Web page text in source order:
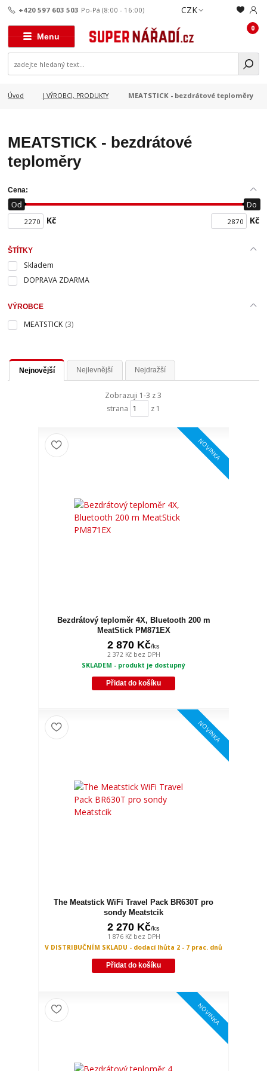
Menu
CZK
+420 597 603 503 Po-Pá (8:00 - 16:00)
0
Úvod | VÝROBCI, PRODUKTY MEATSTICK - bezdrátové teploměry
MEATSTICK - bezdrátové
teploměry
Cena:
Kč
Od Do
Kč
ŠTÍTKY
Skladem
DOPRAVA ZDARMA
VÝROBCE
MEATSTICK (3)
Nejnovější Nejlevnější Nejdražší
Zobrazuji 1-3 z 3
strana
z 1
NOVINKA
Bezdrátový teploměr 4X, Bluetooth 200 m
MeatStick PM871EX
2 870 Kč/ks
2 372 Kč bez DPH
SKLADEM - produkt je dostupný
Přidat do košíku
NOVINKA
The Meatstick WiFi Travel Pack BR630T pro
sondy Meatstcik
2 270 Kč/ks
1 876 Kč bez DPH
V DISTRIBUČNÍM SKLADU - dodací lhůta 2 - 7 prac. dnů
Přidat do košíku
NOVINKA